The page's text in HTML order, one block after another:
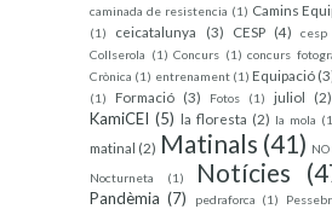
caminada de resistencia (1) Camins
(1)
ceicatalunya (3) CESP (4)
Collserola (1) Concurs (1) concurs
Crònica (1) entrenament (1) Equipació
(1)
Formació (3) Fotos (1) juliol (2)
KamiCEI (5) la floresta (2) la mola
matinal (2) Matinals (41) NO
Nocturneta
(1) Notícies
Pandèmia (7) pedraforca (1)